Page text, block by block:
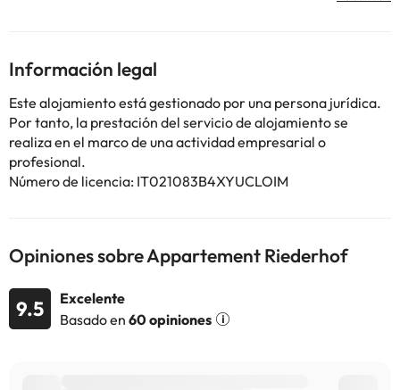
en el salón de uso común. Parque de Elisabeth está a 11 km del
alojamiento, y Kurhaus está a 11 km. El aeropuerto (Aeropuerto
de Bolzano) está a 41 km.
Si se tiene previsto llegar o salir fuera del horario normal de
recepción, se ha de contactar con el establecimiento con
antelación para concertar el registro de entrada/salida. El
centro de fitness y la piscina cubierta están abiertos de 07:00 a
21:00.En este alojamiento no se pueden celebrar despedidas de
Algunos de los servicios detallados pueden ser de pago. Puedes
información de esta ficha está sujeta a cambios por parte del
alojamiento. Si tienes dudas, contáctanos.
Información legal
Este alojamiento está gestionado por una persona jurídica.
Por tanto, la prestación del servicio de alojamiento se
realiza en el marco de una actividad empresarial o
profesional.
Número de licencia: IT021083B4XYUCLOIM
Opiniones sobre Appartement Riederhof
9.5
Excelente
Basado en 60 opiniones